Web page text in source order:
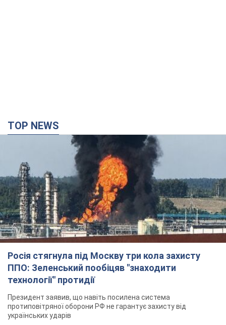
TOP NEWS
Росія стягнула під Москву три кола захисту
ППО: Зеленський пообіцяв "знаходити
технології" протидії
Президент заявив, що навіть посилена система
протиповітряної оборони РФ не гарантує захисту від
українських ударів